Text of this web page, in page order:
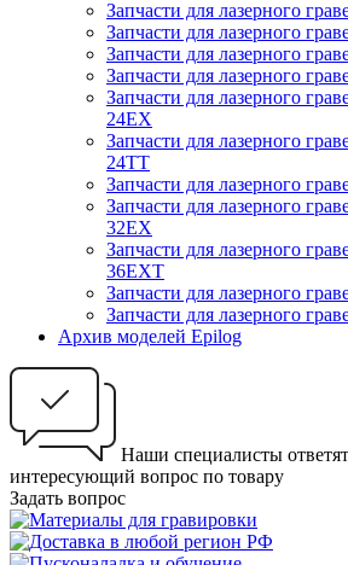
Запчасти для лазерного
Запчасти для лазерного
Запчасти для лазерного
Запчасти для лазерного
Запчасти для лазерного
24EX
Запчасти для лазерного
24TT
Запчасти для лазерного
Запчасти для лазерного
32EX
Запчасти для лазерного
36EXT
Запчасти для лазерного
Запчасти для лазерного
Архив моделей Epilog
Наши специалисты
интересующий вопрос по товару
Задать вопрос